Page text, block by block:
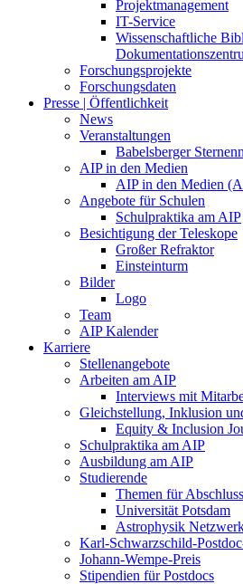
Projektmanagement
IT-Service
Wissenschaftliche
Forschungsprojekte
Forschungsdaten
Presse | Öffentlichkeit
News
Veranstaltungen
Babelsberger
AIP in den Medien
AIP in den Medien
Angebote für Schulen
Schulpraktika am AIP
Besichtigung der Teleskope
Großer Refraktor
Einsteinturm
Bilder
Logo
Team
AIP Kalender
Karriere
Stellenangebote
Arbeiten am AIP
Interviews mit
Gleichstellung, Inklusion
Equity & Inclusion
Schulpraktika am AIP
Ausbildung am AIP
Studierende
Themen für
Universität Potsdam
Astrophysik
Karl-Schwarzschild-
Johann-Wempe-Preis
Stipendien für Postdocs